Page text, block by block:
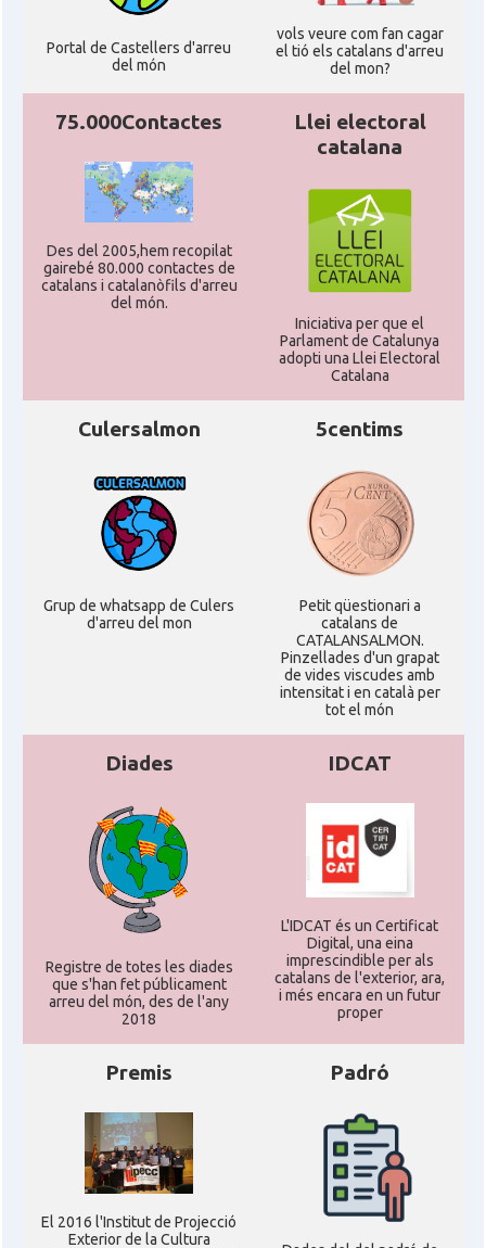
Portal de Castellers d'arreu
del món
vols veure com fan cagar
el tió els catalans d'arreu
del mon?
75.000Contactes
Des del 2005,hem recopilat
gairebé 80.000 contactes de
catalans i catalanòfils d'arreu
del món.
Llei electoral
catalana
Iniciativa per que el
Parlament de Catalunya
adopti una Llei Electoral
Catalana
Culersalmon
Grup de whatsapp de Culers
d'arreu del mon
5centims
Petit qüestionari a
catalans de
CATALANSALMON.
Pinzellades d'un grapat
de vides viscudes amb
intensitat i en català per
tot el món
Diades
Registre de totes les diades
que s'han fet públicament
arreu del món, des de l'any
2018
IDCAT
L'IDCAT és un Certificat
Digital, una eina
imprescindible per als
catalans de l'exterior, ara,
i més encara en un futur
proper
Premis
El 2016 l'Institut de Projecció
Exterior de la Cultura
Padró